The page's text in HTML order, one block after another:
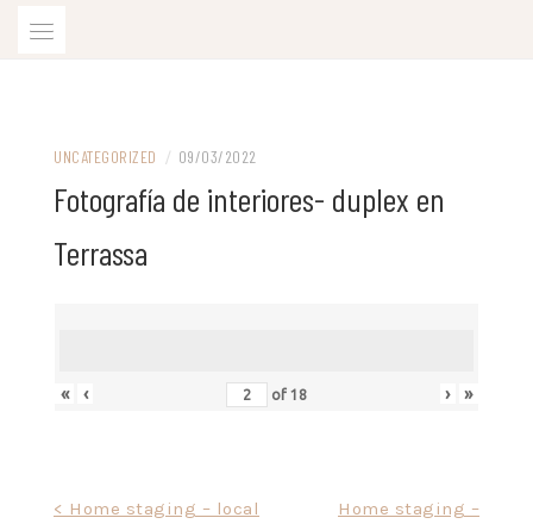
INTERIORES
UNCATEGORIZED / 09/03/2022
Fotografía de interiores- duplex en
Terrassa
« ‹ of 18 › »
< Home staging – local
Home staging –